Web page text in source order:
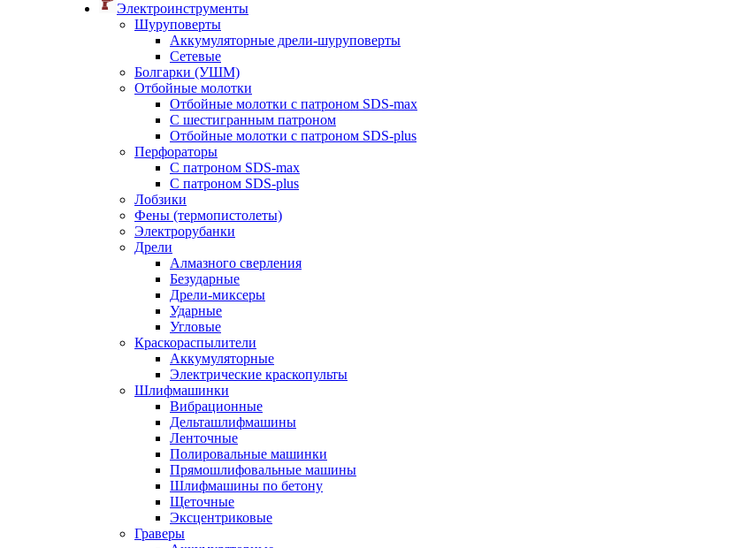
Электроинструменты
Шуруповерты
Аккумуляторные дрели-шуруповерты
Сетевые
Болгарки (УШМ)
Отбойные молотки
Отбойные молотки с патроном SDS-max
С шестигранным патроном
Отбойные молотки с патроном SDS-plus
Перфораторы
С патроном SDS-max
С патроном SDS-plus
Лобзики
Фены (термопистолеты)
Электрорубанки
Дрели
Алмазного сверления
Безударные
Дрели-миксеры
Ударные
Угловые
Краскораспылители
Аккумуляторные
Электрические краскопульты
Шлифмашинки
Вибрационные
Дельташлифмашины
Ленточные
Полировальные машинки
Прямошлифовальные машины
Шлифмашины по бетону
Щеточные
Эксцентриковые
Граверы